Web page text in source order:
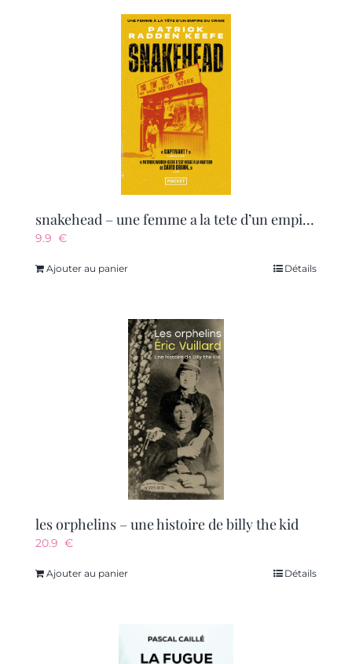
snakehead – une femme a la tete d’un empire du crime
9.9 €
Ajouter au panier Détails
les orphelins – une histoire de billy the kid
20.9 €
Ajouter au panier Détails